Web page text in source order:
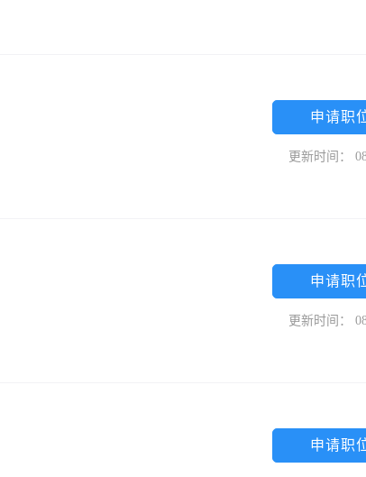
申请职
更新时间：
申请职
更新时间：
申请职